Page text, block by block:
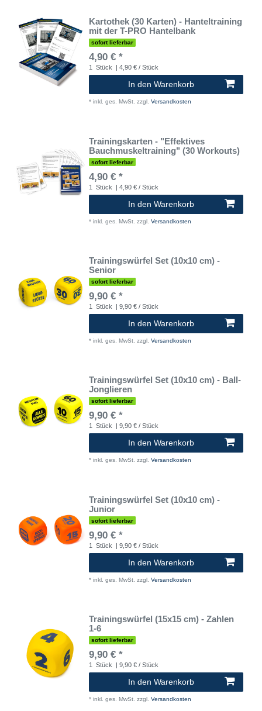
Kartothek (30 Karten) - Hanteltraining
mit der T-PRO Hantelbank
sofort lieferbar
4,90 € *
1 Stück | 4,90 € / Stück
In den Warenkorb
* inkl. ges. MwSt. zzgl. Versandkosten
Trainingskarten - "Effektives
Bauchmuskeltraining" (30 Workouts)
sofort lieferbar
4,90 € *
1 Stück | 4,90 € / Stück
In den Warenkorb
* inkl. ges. MwSt. zzgl. Versandkosten
Trainingswürfel Set (10x10 cm) -
Senior
sofort lieferbar
9,90 € *
1 Stück | 9,90 € / Stück
In den Warenkorb
* inkl. ges. MwSt. zzgl. Versandkosten
Trainingswürfel Set (10x10 cm) - Ball-
Jonglieren
sofort lieferbar
9,90 € *
1 Stück | 9,90 € / Stück
In den Warenkorb
* inkl. ges. MwSt. zzgl. Versandkosten
Trainingswürfel Set (10x10 cm) -
Junior
sofort lieferbar
9,90 € *
1 Stück | 9,90 € / Stück
In den Warenkorb
* inkl. ges. MwSt. zzgl. Versandkosten
Trainingswürfel (15x15 cm) - Zahlen
1-6
sofort lieferbar
9,90 € *
1 Stück | 9,90 € / Stück
In den Warenkorb
* inkl. ges. MwSt. zzgl. Versandkosten